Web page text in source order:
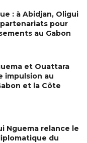
: à Abidjan, Oligui
pour
au Gabon
et Ouattara
impulsion au
et la Côte
Nguema relance le
du